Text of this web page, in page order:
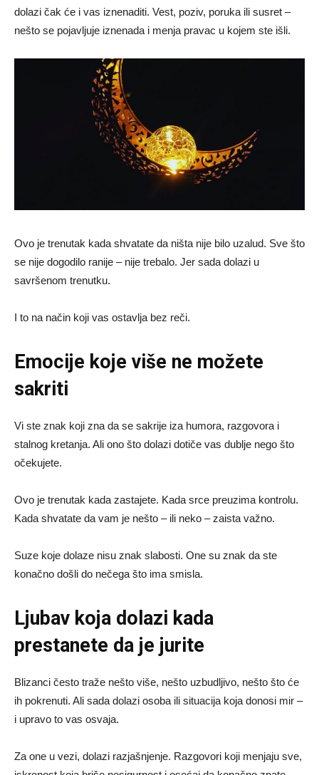
dolazi čak će i vas iznenaditi. Vest, poziv, poruka ili susret –
nešto se pojavljuje iznenada i menja pravac u kojem ste išli.
Ovo je trenutak kada shvatate da ništa nije bilo uzalud. Sve što
se nije dogodilo ranije – nije trebalo. Jer sada dolazi u
savršenom trenutku.
I to na način koji vas ostavlja bez reči.
Emocije koje više ne možete
sakriti
Vi ste znak koji zna da se sakrije iza humora, razgovora i
stalnog kretanja. Ali ono što dolazi dotiče vas dublje nego što
očekujete.
Ovo je trenutak kada zastajete. Kada srce preuzima kontrolu.
Kada shvatate da vam je nešto – ili neko – zaista važno.
Suze koje dolaze nisu znak slabosti. One su znak da ste
konačno došli do nečega što ima smisla.
Ljubav koja dolazi kada
prestanete da je jurite
Blizanci često traže nešto više, nešto uzbudljivo, nešto što će
ih pokrenuti. Ali sada dolazi osoba ili situacija koja donosi mir –
i upravo to vas osvaja.
Za one u vezi, dolazi razjašnjenje. Razgovori koji menjaju sve,